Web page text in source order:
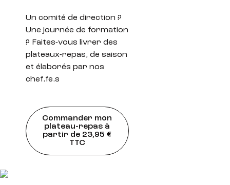
Un comité de direction ?
Une journée de formation
? Faites-vous livrer des
plateaux-repas, de saison
et élaborés par nos
chef.fe.s
Commander mon
plateau-repas à
partir de 23,95 €
TTC